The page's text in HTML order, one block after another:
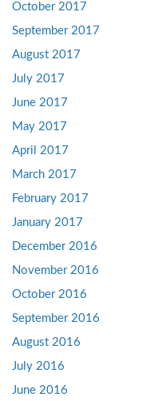
October 2017
September 2017
August 2017
July 2017
June 2017
May 2017
April 2017
March 2017
February 2017
January 2017
December 2016
November 2016
October 2016
September 2016
August 2016
July 2016
June 2016